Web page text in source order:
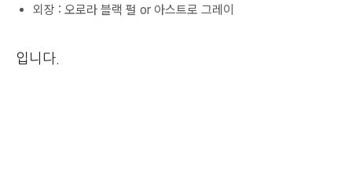
외장 : 오로라 블랙 펄 or 아스트로 그레이
입니다.